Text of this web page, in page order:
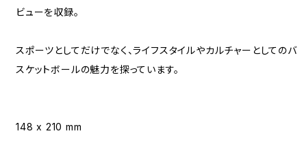
ビューを収録。
スポーツとしてだけでなく、ライフスタイルやカルチャーとしてのバ
スケットボールの魅力を探っています。
148 x 210 mm